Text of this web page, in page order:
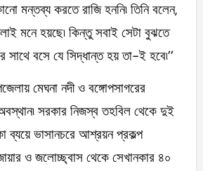
মন্তব্য করতে রাজি হননি৷ তিনি বলেন,
মনে হয়ছে৷ কিন্তু সবাই সেটা বুঝতে
সাথে বসে যে সিদ্ধান্ত হয় তা-ই হবে৷’’
মেঘনা নদী ও বঙ্গোপসাগরের
সরকার নিজস্ব তহবিল থেকে দুই
ব্যয়ে ভাসানচরে আশ্রয়ন প্রকল্প
ও জলোচ্ছ্বাস থেকে সেখানকার ৪০